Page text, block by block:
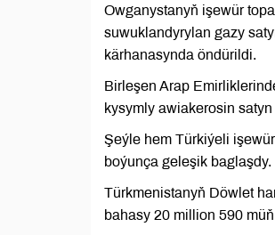
Owganystanyň işewür
suwuklandyrylan gazy
kärhanasynda öndürildi.
Birleşen Arap
kysymly awiakerosin
Şeýle hem Türkiýeli
boýunça geleşik baglaşdy.
Türkmenistanyň Döwlet
bahasy 20 million 590